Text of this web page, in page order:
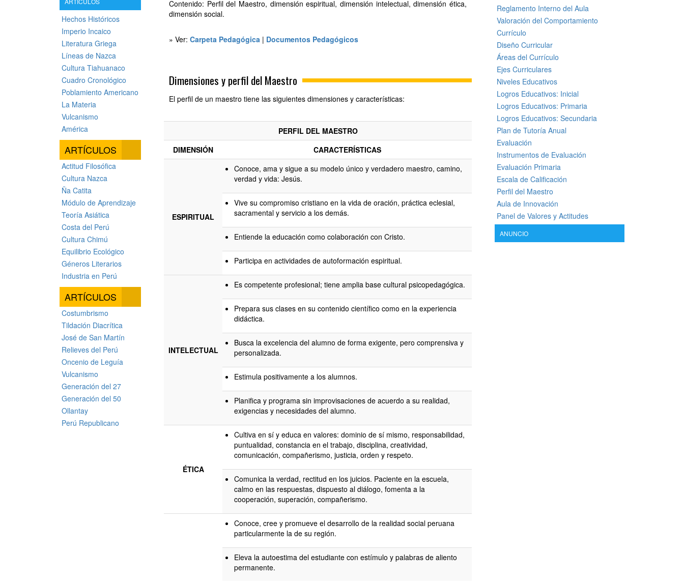
Hechos Históricos
Imperio Incaico
Literatura Griega
Líneas de Nazca
Cultura Tiahuanaco
Cuadro Cronológico
Poblamiento Americano
La Materia
Vulcanismo
América
ARTÍCULOS
Actitud Filosófica
Cultura Nazca
Ña Catita
Módulo de Aprendizaje
Teoría Asiática
Costa del Perú
Cultura Chimú
Equilibrio Ecológico
Géneros Literarios
Industria en Perú
ARTÍCULOS
Costumbrismo
Tildación Diacrítica
José de San Martín
Relieves del Perú
Oncenio de Leguía
Vulcanismo
Generación del 27
Generación del 50
Ollantay
Perú Republicano
Contenido: Perfil del Maestro, dimensión espiritual, dimensión intelectual, dimensión ética,
dimensión social.
» Ver: Carpeta Pedagógica | Documentos Pedagógicos
Dimensiones y perfil del Maestro
El perfil de un maestro tiene las siguientes dimensiones y características:
PERFIL DEL MAESTRO
DIMENSIÓN
CARACTERÍSTICAS
ESPIRITUAL
Conoce, ama y sigue a su modelo único y verdadero maestro, camino,
verdad y vida: Jesús.
Vive su compromiso cristiano en la vida de oración, práctica eclesial,
sacramental y servicio a los demás.
Entiende la educación como colaboración con Cristo.
Participa en actividades de autoformación espiritual.
INTELECTUAL
Es competente profesional; tiene amplia base cultural psicopedagógica.
Prepara sus clases en su contenido científico como en la experiencia
didáctica.
Busca la excelencia del alumno de forma exigente, pero comprensiva y
personalizada.
Estimula positivamente a los alumnos.
Planifica y programa sin improvisaciones de acuerdo a su realidad,
exigencias y necesidades del alumno.
ÉTICA
Cultiva en sí y educa en valores: dominio de sí mismo, responsabilidad,
puntualidad, constancia en el trabajo, disciplina, creatividad,
comunicación, compañerismo, justicia, orden y respeto.
Comunica la verdad, rectitud en los juicios. Paciente en la escuela,
calmo en las respuestas, dispuesto al diálogo, fomenta a la
cooperación, superación, compañerismo.
Conoce, cree y promueve el desarrollo de la realidad social peruana
particularmente la de su región.
Eleva la autoestima del estudiante con estímulo y palabras de aliento
permanente.
Reglamento Interno del Aula
Valoración del Comportamiento
Currículo
Diseño Curricular
Áreas del Currículo
Ejes Curriculares
Niveles Educativos
Logros Educativos: Inicial
Logros Educativos: Primaria
Logros Educativos: Secundaria
Plan de Tutoría Anual
Evaluación
Instrumentos de Evaluación
Evaluación Primaria
Escala de Calificación
Perfil del Maestro
Aula de Innovación
Panel de Valores y Actitudes
ANUNCIO